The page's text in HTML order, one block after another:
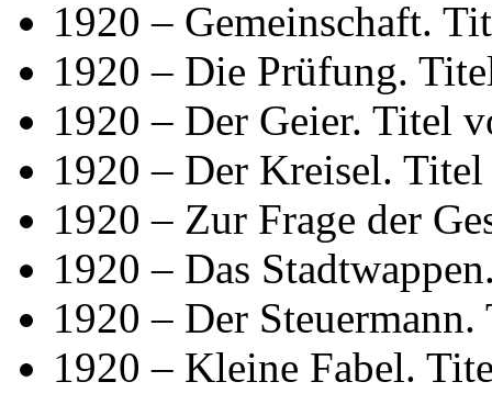
1920 – Gemeinschaft.
1920 – Die Prüfung.
1920 – Der Geier. Titel
1920 – Der Kreisel.
1920 – Zur Frage der
1920 – Das
1920 – Der
1920 – Kleine Fabel.